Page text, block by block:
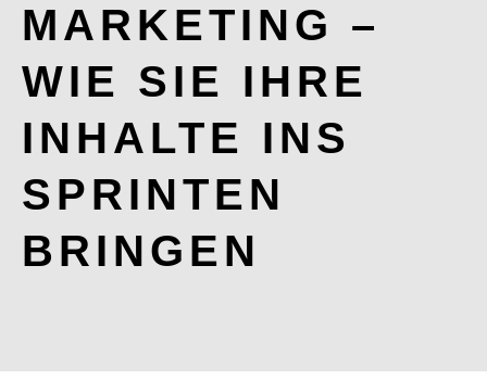
MARKETING –
WIE SIE IHRE
INHALTE INS
SPRINTEN
BRINGEN